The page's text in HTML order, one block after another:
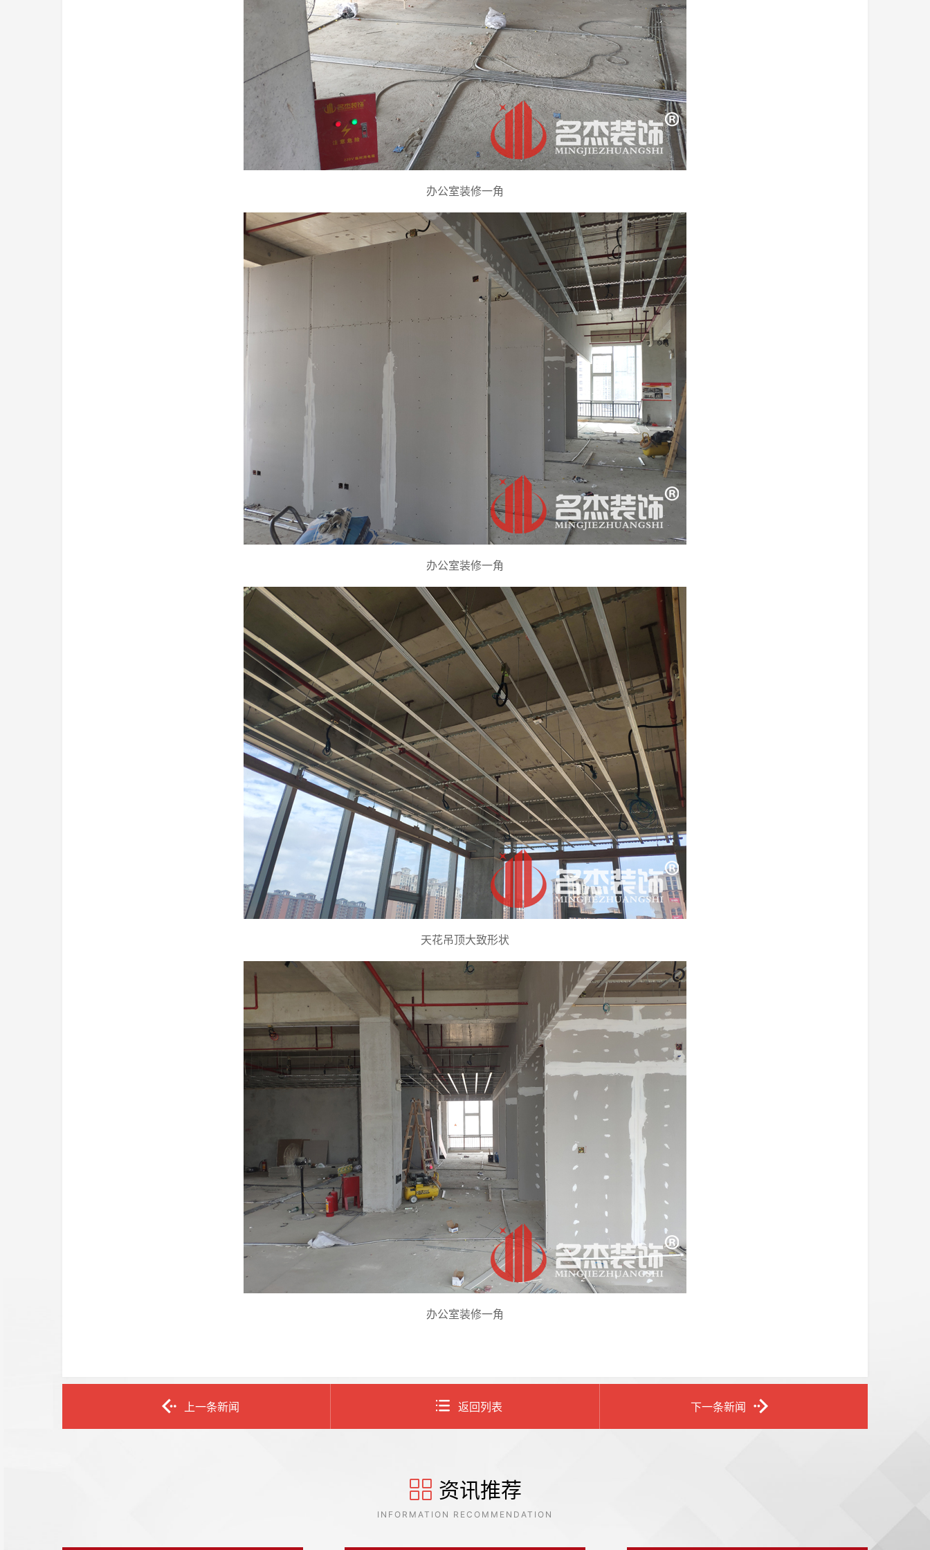
办公室装修一角
办公室装修一角
天花吊顶大致形状
办公室装修一角
上一条新闻 返回列表 下一条新闻
资讯推荐
INFORMATION RECOMMENDATION